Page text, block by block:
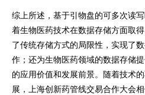
综上所述，基于引物盘的可多次读
着生物医药技术在数据存储方面取
了传统存储方式的局限性，实现了
作；还为生物医药领域的数据存储
的应用价值和发展前景。随着技术
展，上海创新药管线交易合作大会